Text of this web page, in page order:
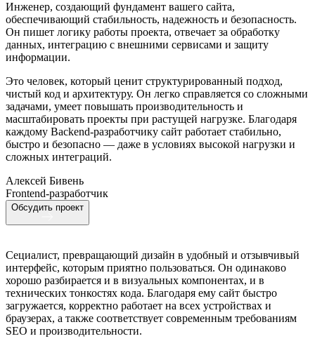
Инженер, создающий фундамент вашего сайта,
обеспечивающий стабильность, надежность и безопасность.
Он пишет логику работы проекта, отвечает за обработку
данных, интеграцию с внешними сервисами и защиту
информации.
Это человек, который ценит структурированный подход,
чистый код и архитектуру. Он легко справляется со сложными
задачами, умеет повышать производительность и
масштабировать проекты при растущей нагрузке. Благодаря
каждому Backend-разработчику сайт работает стабильно,
быстро и безопасно — даже в условиях высокой нагрузки и
сложных интеграций.
Алексей Бивень
Frontend-разработчик
Обсудить проект
Сециалист, превращающий дизайн в удобный и отзывчивый
интерфейс, которым приятно пользоваться. Он одинаково
хорошо разбирается и в визуальных компонентах, и в
технических тонкостях кода. Благодаря ему сайт быстро
загружается, корректно работает на всех устройствах и
браузерах, а также соответствует современным требованиям
SEO и производительности.